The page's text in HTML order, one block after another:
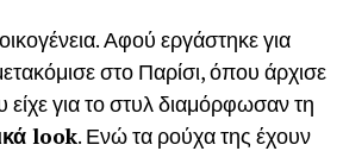
Αφού εργάστηκε για
στο Παρίσι, όπου άρχισε
είχε για το στυλ διαμόρφωσαν τη
look. Ενώ τα ρούχα της έχουν